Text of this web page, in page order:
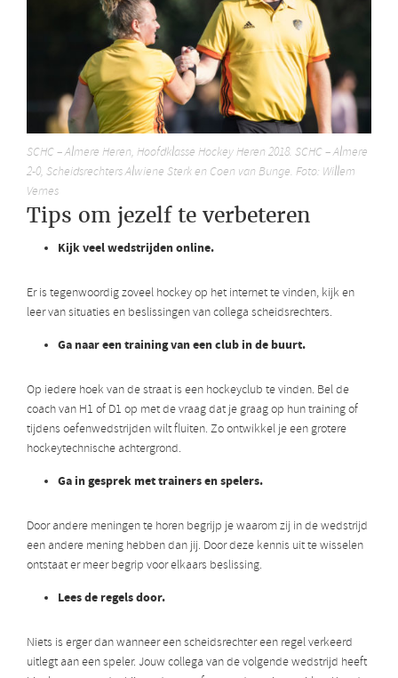
SCHC – Almere Heren, Hoofdklasse Hockey Heren 2018. SCHC – Almere
2-0, Scheidsrechters Alwiene Sterk en Coen van Bunge. Foto: Willem
Vernes
Tips om jezelf te verbeteren
Kijk veel wedstrijden online.
Er is tegenwoordig zoveel hockey op het internet te vinden, kijk en
leer van situaties en beslissingen van collega scheidsrechters.
Ga naar een training van een club in de buurt.
Op iedere hoek van de straat is een hockeyclub te vinden. Bel de
coach van H1 of D1 op met de vraag dat je graag op hun training of
tijdens oefenwedstrijden wilt fluiten. Zo ontwikkel je een grotere
hockeytechnische achtergrond.
Ga in gesprek met trainers en spelers.
Door andere meningen te horen begrijp je waarom zij in de wedstrijd
een andere mening hebben dan jij. Door deze kennis uit te wisselen
ontstaat er meer begrip voor elkaars beslissing.
Lees de regels door.
Niets is erger dan wanneer een scheidsrechter een regel verkeerd
uitlegt aan een speler. Jouw collega van de volgende wedstrijd heeft